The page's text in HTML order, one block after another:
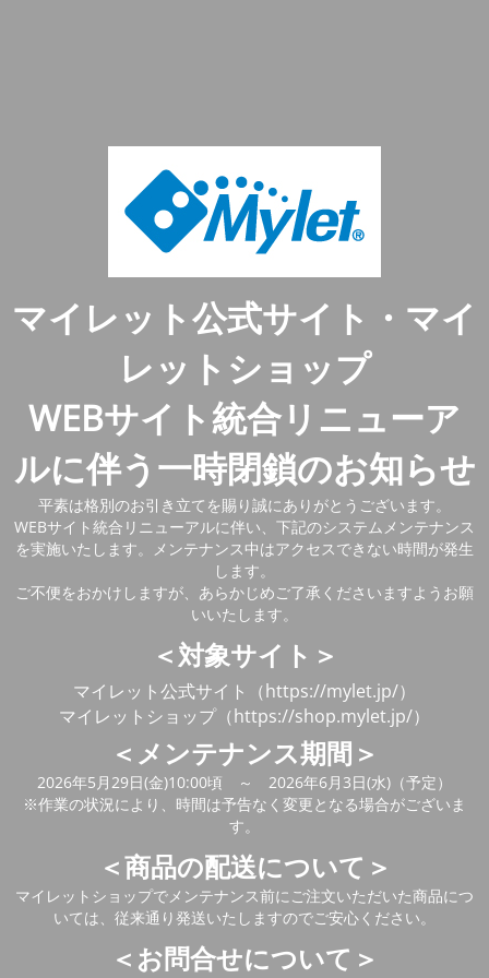
マイレット公式サイト・マイ
レットショップ
WEBサイト統合リニューア
ルに伴う一時閉鎖のお知らせ
平素は格別のお引き立てを賜り誠にありがとうございます。
WEBサイト統合リニューアルに伴い、下記のシステムメンテナンス
を実施いたします。メンテナンス中はアクセスできない時間が発生
します。
ご不便をおかけしますが、あらかじめご了承くださいますようお願
いいたします。
＜対象サイト＞
マイレット公式サイト（https://mylet.jp/）
マイレットショップ（https://shop.mylet.jp/）
＜メンテナンス期間＞
2026年5月29日(金)10:00頃 ～ 2026年6月3日(水)（予定）
※作業の状況により、時間は予告なく変更となる場合がございま
す。
＜商品の配送について＞
マイレットショップでメンテナンス前にご注文いただいた商品につ
いては、従来通り発送いたしますのでご安心ください。
＜お問合せについて＞